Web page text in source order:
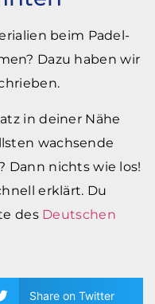
beim Padel-
Dazu haben wir
in deiner Nähe
wachsende
Dann nichts wie los!
erklärt. Du
des Deutschen
Share on Twitter